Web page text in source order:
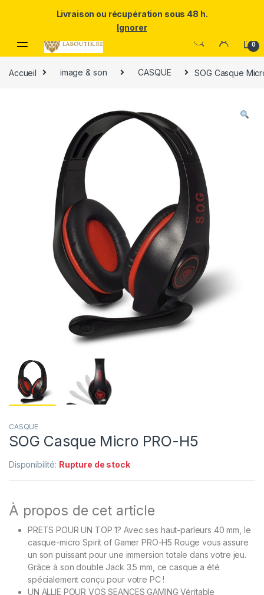
puissance et l'élégance du Samsung Galaxy S25 Ultra à prix réduit.
0
Accueil image & son CASQUE SOG Casque
CASQUE
SOG Casque Micro PRO-H5
Disponibilité: Rupture de stock
À propos de cet article
PRETS POUR UN TOP 1? Avec ses haut-parleurs 40 mm, le
casque-micro Spirit of Gamer PRO-H5 Rouge vous assure
un son puissant pour une immersion totale dans votre jeu.
Grâce à son double Jack 3.5 mm, ce casque a été
spécialement conçu pour votre PC !
UN ALLIE POUR VOS SEANCES GAMING Véritable
Livraison ou récupération sous 48 h.
Ignorer